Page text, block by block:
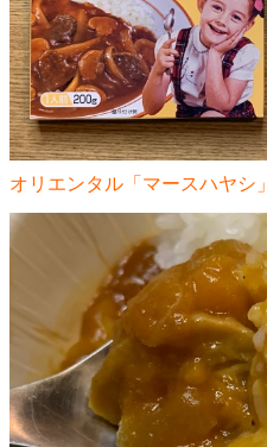
オリエンタル「マースハヤシ」